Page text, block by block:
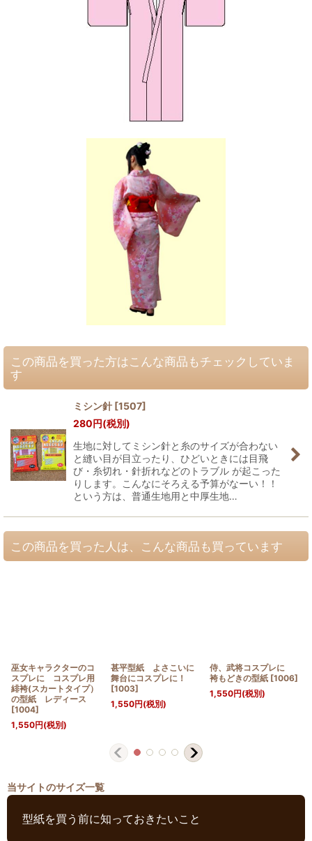
この商品を買った方はこんな商品もチェックしていま
す
ミシン針 [1507]
280 円(税別)
生地に対してミシン針と糸のサイズが合わない
と縫い目が目立ったり、ひどいときには目飛
び・糸切れ・針折れなどのトラブル が起こった
りします。こんなにそろえる予算がなーい！！
という方は、普通生地用と中厚生地…
この商品を買った人は、こんな商品も買っています
巫女キャラクターのコ
スプレに コスプレ用
緋袴(スカートタイプ）
の型紙 レディース
[1004]
1,550円(税別)
甚平型紙 よさこいに
舞台にコスプレに！
[1003]
1,550円(税別)
侍、武将コスプレに
袴もどきの型紙 [1006]
1,550円(税別)
当サイトのサイズ一覧
型紙を買う前に知っておきたいこと